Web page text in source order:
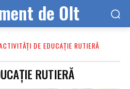
de Olt
DE EDUCAȚIE RUTIERĂ
RUTIERĂ